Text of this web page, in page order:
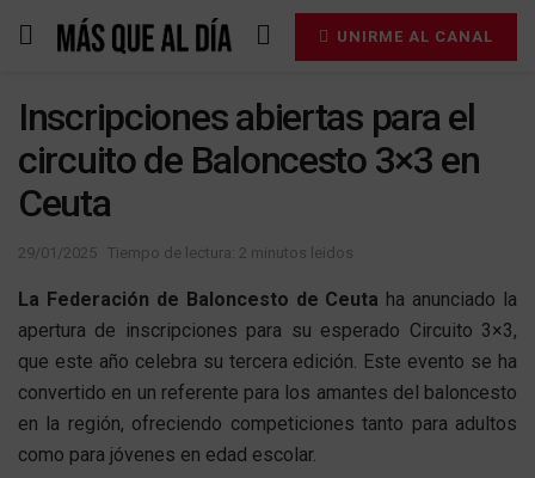
UNIRME AL CANAL
Inscripciones abiertas para el
circuito de Baloncesto 3×3 en
Ceuta
29/01/2025 Tiempo de lectura: 2 minutos leidos
La Federación de Baloncesto de Ceuta ha anunciado la
apertura de inscripciones para su esperado Circuito 3×3,
que este año celebra su tercera edición. Este evento se ha
convertido en un referente para los amantes del baloncesto
en la región, ofreciendo competiciones tanto para adultos
como para jóvenes en edad escolar.